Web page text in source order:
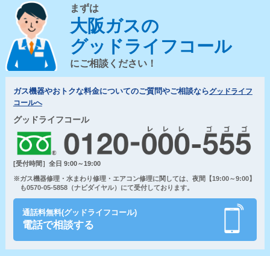
まずは
大阪ガスの
グッドライフコール
にご相談ください！
ガス機器やおトクな料金についてのご質問やご相談ならグッドライフ
コールへ
グッドライフコール
[受付時間］全日 9:00～19:00
※ガス機器修理・水まわり修理・エアコン修理に関しては、夜間【19:00～9:00】
も0570-05-5858（ナビダイヤル）にて受付しております。
通話料無料(グッドライフコール)
電話で相談する